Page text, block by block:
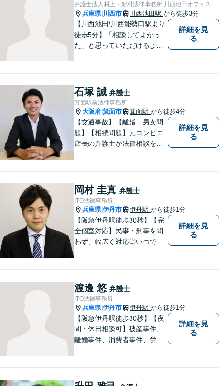
弁護士法人村上・新村法律事務所 川西池田オフィス
兵庫県| 川西市 川西池田駅 から徒歩3分
【川西池田/川西能勢口駅より
徒歩5分】「相談してよかっ
た」と思っていただけるよう
ことなく私にご相談くださ
い。
詳細を見
る
石塚 誠 弁護士
箕面駅前法律事務所
大阪府 箕面市 箕面駅 から徒歩4分
【交通事故】【離婚・男女問
題】【相続問題】元コンビニ
店長の弁護士が法律相談を承
詳細を見
る
岡村 圭真 弁護士
ITO法律事務所
兵庫県|伊丹市 伊丹駅 から徒歩1分
【阪急伊丹駅徒歩30秒】【完
全個室対応】民事・刑事を問
わず、幅広く対応◎いつでも
れず、尽力してまいります。
【メーカー法務経験あり】
詳細を見
る
渡邊 悠 弁護士
ITO法律事務所
兵庫県|伊丹市 伊丹駅 から徒歩1分
【阪急伊丹駅徒歩30秒】【夜
間・休日相談可】破産事件、
離婚事件、消費者事件、労働
してまいります。まずは一度
詳細を見
る